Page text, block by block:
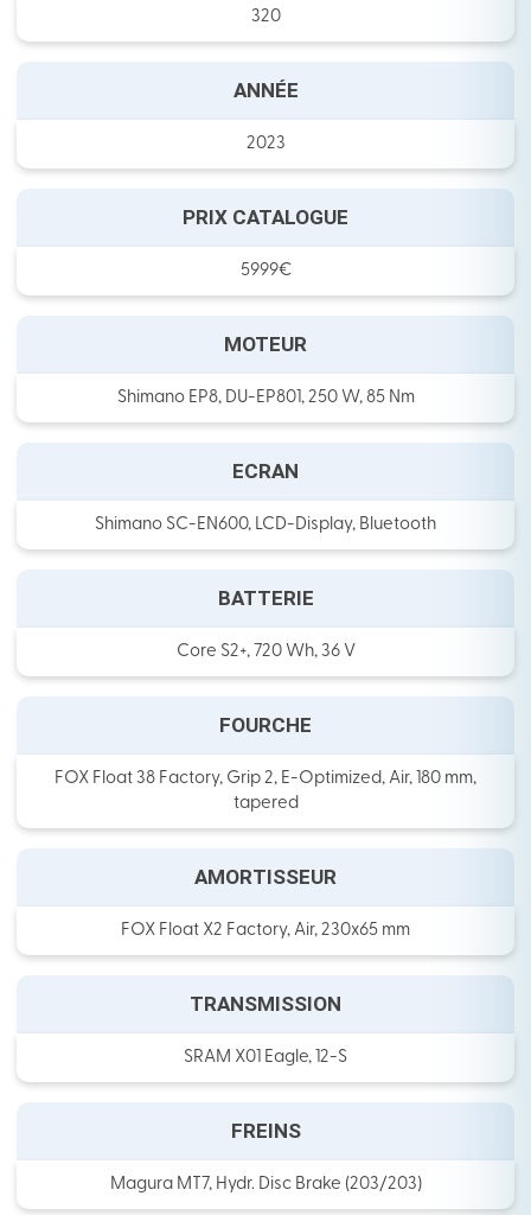
320
ANNÉE
2023
PRIX CATALOGUE
5999€
MOTEUR
Shimano EP8, DU-EP801, 250 W, 85 Nm
ECRAN
Shimano SC-EN600, LCD-Display, Bluetooth
BATTERIE
Core S2+, 720 Wh, 36 V
FOURCHE
FOX Float 38 Factory, Grip 2, E-Optimized, Air, 180 mm,
tapered
AMORTISSEUR
FOX Float X2 Factory, Air, 230x65 mm
TRANSMISSION
SRAM X01 Eagle, 12-S
FREINS
Magura MT7, Hydr. Disc Brake (203/203)